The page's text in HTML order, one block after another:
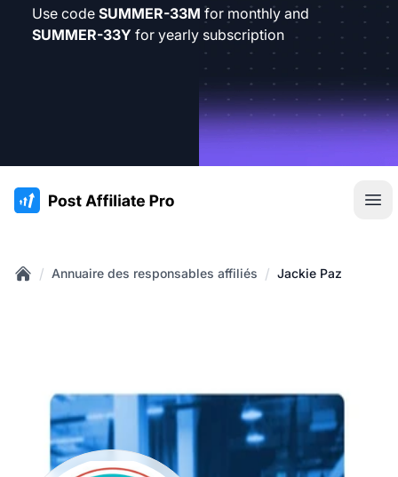
Use code SUMMER-33M for monthly and
SUMMER-33Y for yearly subscription
:site.title
/ Annuaire des responsables affiliés / Jackie Paz